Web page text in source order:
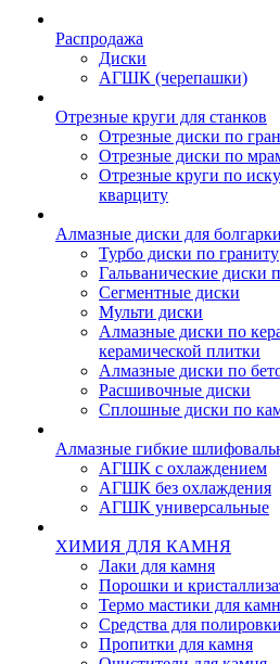
Распродажа
Диски
АГШК (черепашки)
Отрезные круги для станков
Отрезные диски по
Отрезные диски по
Отрезные круги по
кварциту
Алмазные диски для
Турбо диски по граниту
Гальванические диски
Сегментные диски
Мульти диски
Алмазные диски по
керамической плитки
Алмазные диски по
Расшивочные диски
Сплошные диски по
Алмазные гибкие
АГШК с охлаждением
АГШК без охлаждения
АГШК универсальные
ХИМИЯ ДЛЯ КАМНЯ
Лаки для камня
Порошки и
Термо мастики для
Средства для
Пропитки для камня